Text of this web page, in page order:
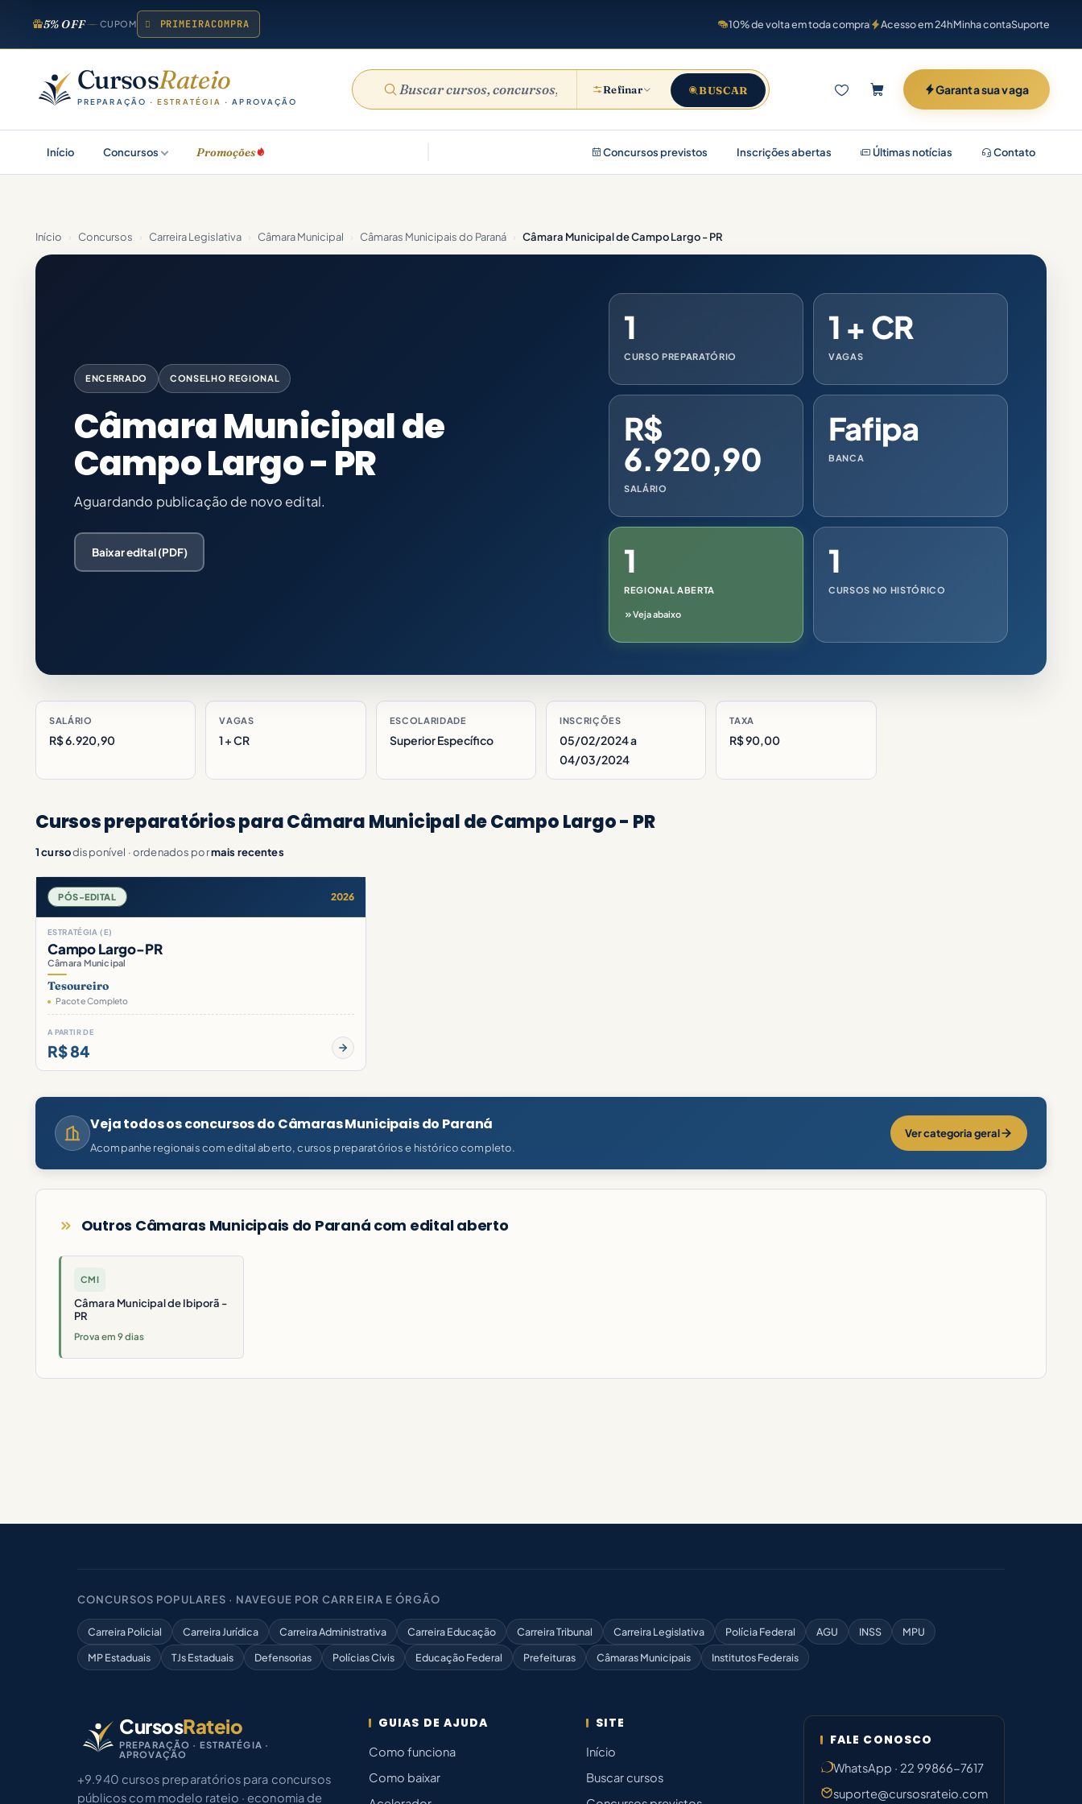
5% OFF CUPOM PRIMEIRACOMPRA 10% de volta em toda compra Acesso em 24hMinha contaSuporte
CursosRateio
PREPARAÇÃO ·ESTRATÉGIA · APROVAÇÃO
Refinar BUSCAR Garanta sua vaga
Início Concursos Promoções Concursos previstos Inscrições abertas Últimas notícias Contato
Início › Concursos › Carreira Legislativa › Câmara Municipal › Câmaras Municipais do Paraná › Câmara Municipal de Campo Largo - PR
ENCERRADO CONSELHO REGIONAL
Câmara Municipal de
Campo Largo - PR
Aguardando publicação de novo edital.
Baixar edital (PDF)
1
CURSO PREPARATÓRIO
1 + CR
VAGAS
R$
6.920,90
SALÁRIO
Fafipa
BANCA
1
REGIONAL ABERTA
Veja abaixo
1
CURSOS NO HISTÓRICO
SALÁRIO
R$ 6.920,90
VAGAS
1 + CR
ESCOLARIDADE
Superior Específico
INSCRIÇÕES
05/02/2024 a
04/03/2024
TAXA
R$ 90,00
Cursos preparatórios para Câmara Municipal de Campo Largo - PR
1 cursodisponível · ordenados pormais recentes
PÓS-EDITAL 2026
ESTRATÉGIA (E)
Campo Largo-PR
Câmara Municipal
Tesoureiro
Pacote Completo
A PARTIR DE
R$ 84
Veja todos os concursos do Câmaras Municipais do Paraná
Acompanhe regionais com edital aberto, cursos preparatórios e histórico completo.
Ver categoria geral
Outros Câmaras Municipais do Paraná com edital aberto
CMI
Câmara Municipal de Ibiporã -
PR
Prova em 9 dias
CONCURSOS POPULARES · NAVEGUE POR CARREIRA E ÓRGÃO
Carreira Policial Carreira Jurídica Carreira Administrativa Carreira Educação Carreira Tribunal Carreira Legislativa Polícia Federal AGU INSS
MPU
MP Estaduais
TJs Estaduais Defensorias Polícias Civis Educação Federal Prefeituras Câmaras Municipais Institutos Federais
CursosRateio
PREPARAÇÃO · ESTRATÉGIA ·
APROVAÇÃO
+9.940 cursos preparatórios para concursos
públicos com modelo rateio · economia de
GUIAS DE AJUDA
Como funciona
Como baixar
SITE
Início
Buscar cursos
FALE CONOSCO
WhatsApp · 22 99866-7617
suporte@cursosrateio.com